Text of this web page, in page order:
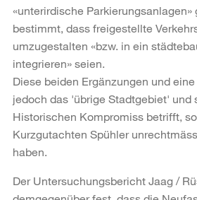
«unterirdische Parkierungsanlagen»
bestimmt, dass freigestellte
umzugestalten «bzw. in ein
integrieren» seien.
Diese beiden Ergänzungen und
jedoch das 'übrige Stadtgebiet' und
Historischen Kompromiss betrifft,
Kurzgutachten Spühler
haben.
Der Untersuchungsbericht Jaag /